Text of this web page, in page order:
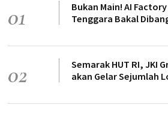
01
Bukan Main! AI
Tenggara Bakal
02
Semarak HUT RI, JKI
akan Gelar Sejumlah